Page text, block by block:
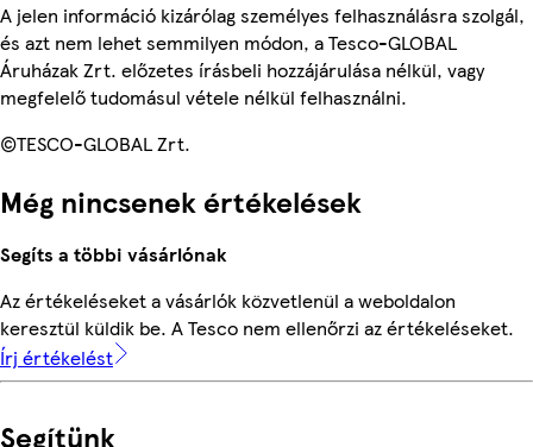
A jelen információ kizárólag személyes felhasználásra szolgál,
és azt nem lehet semmilyen módon, a Tesco-GLOBAL
Áruházak Zrt. előzetes írásbeli hozzájárulása nélkül, vagy
megfelelő tudomásul vétele nélkül felhasználni.
©TESCO-GLOBAL Zrt.
Még nincsenek értékelések
Segíts a többi vásárlónak
Az értékeléseket a vásárlók közvetlenül a weboldalon
keresztül küldik be. A Tesco nem ellenőrzi az értékeléseket.
Írj értékelést
Segítünk